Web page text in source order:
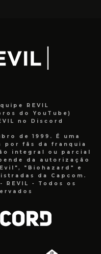
REVIL
do YouTube)
no Discord
de 1999. É uma
por fãs da franquia
integral ou parcial
da autorização
"Biohazard" e
da Capcom.
REVIL - Todos os